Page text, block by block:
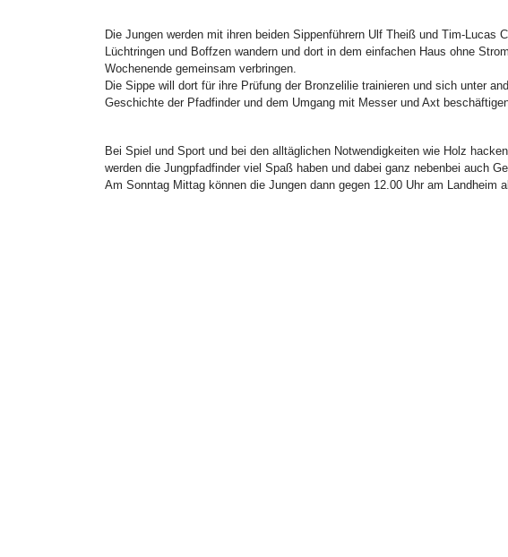
Die Jungen werden mit ihren beiden Sippenführern Ulf Theiß und Tim-Lucas
Lüchtringen und Boffzen wandern und dort in dem einfachen Haus ohne
Wochenende gemeinsam verbringen.
Die Sippe will dort für ihre Prüfung der Bronzelilie trainieren und sich unter
Geschichte der Pfadfinder und dem Umgang mit Messer und Axt
Bei Spiel und Sport und bei den alltäglichen Notwendigkeiten wie Holz
werden die Jungpfadfinder viel Spaß haben und dabei ganz nebenbei auch
Am Sonntag Mittag können die Jungen dann gegen 12.00 Uhr am Landheim